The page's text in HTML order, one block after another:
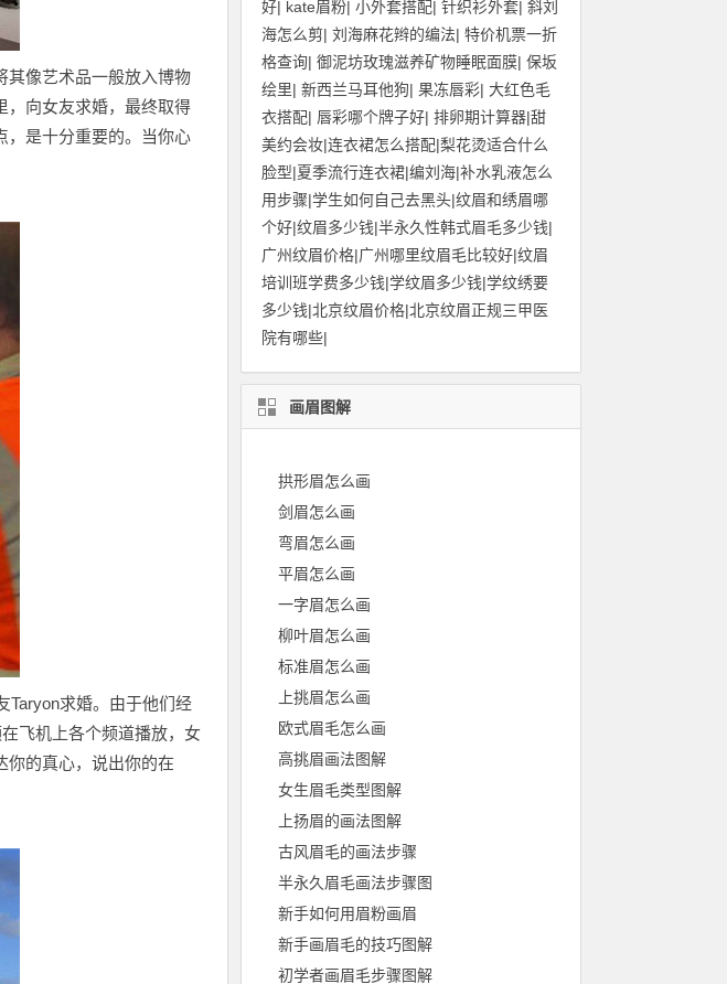
其像艺术品一般放入博物
，向女友求婚，最终取得
，是十分重要的。当你心
Taryon求婚。由于他们经
飞机上各个频道播放，女
你的真心，说出你的在
好| kate眉粉|小外套搭配|针织衫外套|斜刘
海怎么剪|刘海麻花辫的编法|特价机票一折
格查询|御泥坊玫瑰滋养矿物睡眠面膜|保坂
绘里|新西兰马耳他狗|果冻唇彩|大红色毛
衣搭配| 唇彩哪个牌子好|排卵期计算器|甜
美约会妆|连衣裙怎么搭配|梨花烫适合什么
脸型|夏季流行连衣裙|编刘海|补水乳液怎么
用步骤|学生如何自己去黑头|纹眉和绣眉哪
个好|纹眉多少钱|半永久性韩式眉毛多少钱|
广州纹眉价格|广州哪里纹眉毛比较好|纹眉
培训班学费多少钱|学纹眉多少钱|学纹绣要
多少钱|北京纹眉价格|北京纹眉正规三甲医
院有哪些|
画眉图解
拱形眉怎么画
剑眉怎么画
弯眉怎么画
平眉怎么画
一字眉怎么画
柳叶眉怎么画
标准眉怎么画
上挑眉怎么画
欧式眉毛怎么画
高挑眉画法图解
女生眉毛类型图解
上扬眉的画法图解
古风眉毛的画法步骤
半永久眉毛画法步骤图
新手如何用眉粉画眉
新手画眉毛的技巧图解
初学者画眉毛步骤图解